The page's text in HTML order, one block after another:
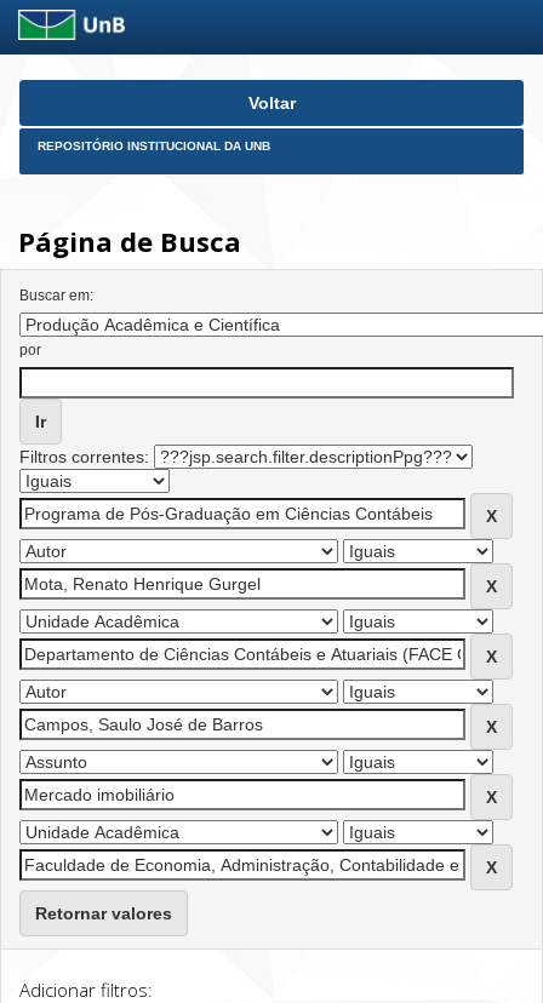
Skip
Voltar
REPOSITÓRIO INSTITUCIONAL DA UNB
Página de Busca
Buscar em:
por
Filtros correntes:
Retornar valores
Adicionar filtros: